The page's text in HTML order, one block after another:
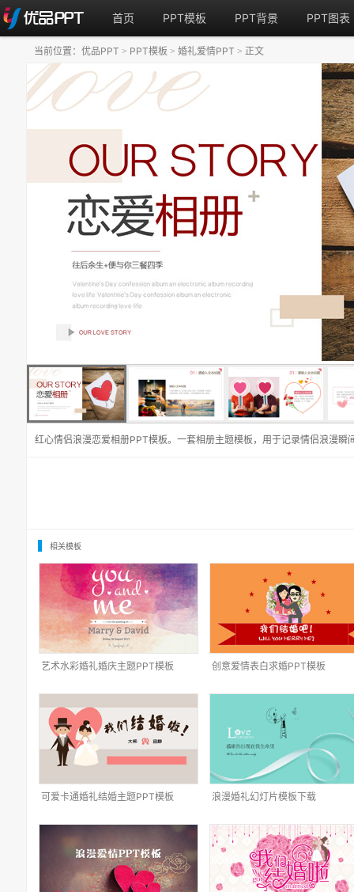
首页 PPT模板 PPT背景 PPT图表
红心情侣浪漫恋爱相册PPT模板。一套相册主题模板，用于记录情侣浪漫瞬
当前位置： 优品PPT > PPT模板 > 婚礼爱情PPT > 正文
相关模板
艺术水彩婚礼婚庆主题PPT模板 创意爱情表白求婚PPT模板
可爱卡通婚礼结婚主题PPT模板 浪漫婚礼幻灯片模板下载